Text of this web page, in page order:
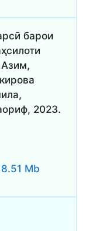
барои
2023.
Mb